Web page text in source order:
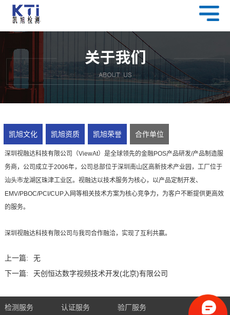
凯旭文化 凯旭资质 凯旭荣誉 合作单位
深圳视融达科技有限公司（ViewAt）是全球领先的金融POS产品研发/产品制造服
务商，公司成立于2006年，公司总部位于深圳南山区高新技术产业园，工厂位于
汕头市龙湖区珠津工业区。视融达以技术服务为核心，以产品定制开发、
EMV/PBOC/PCI/CUP入网等相关技术方案为核心竞争力，为客户不断提供更高效
的服务。
深圳视融达科技有限公司与我司合作融洽，实现了互利共赢。
上一篇:
无
下一篇:
天创恒达数字视频技术开发(北京)有限公司
检测服务 认证服务 验厂服务